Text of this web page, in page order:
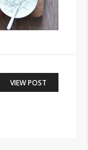
VIEW POST